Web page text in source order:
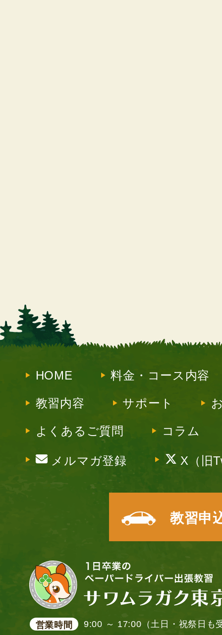
HOME 料金・コース内容
教習内容 サポート
よくあるご質問 コラム
メルマガ登録 X（旧
教習申
営業時間 9:00 ～ 17:00（土日・祝祭日も